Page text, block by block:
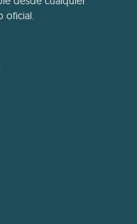
oficial.